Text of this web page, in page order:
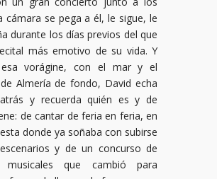
cámara se pega a él, le sigue, le
durante los días previos del que
más emotivo de su vida. Y
vorágine, con el mar y el
Almería de fondo, David echa
y recuerda quién es y de
de cantar de feria en feria, en
donde ya soñaba con subirse
y de un concurso de
musicales que cambió para